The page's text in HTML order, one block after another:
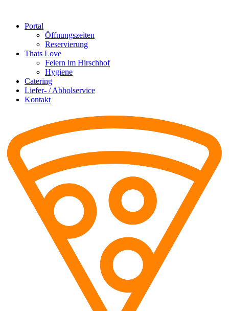
Portal
Öffnungszeiten
Reservierung
Thats Love
Feiern im Hirschhof
Hygiene
Catering
Liefer- / Abholservice
Kontakt